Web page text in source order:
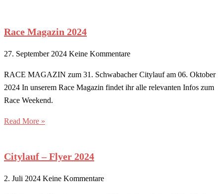
Race Magazin 2024
27. September 2024 Keine Kommentare
RACE MAGAZIN zum 31. Schwabacher Citylauf am 06. Oktober
2024 In unserem Race Magazin findet ihr alle relevanten Infos zum
Race Weekend.
Read More »
Citylauf – Flyer 2024
2. Juli 2024 Keine Kommentare